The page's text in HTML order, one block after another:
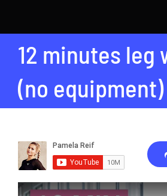
Erfolge
Soziales
Kontakt
Suche
12 minutes leg
(no equipment)